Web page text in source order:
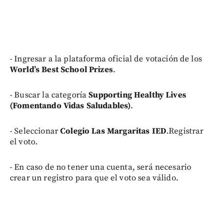
- Ingresar a la plataforma oficial de votación de los
World’s Best School Prizes.
- Buscar la categoríaSupporting Healthy Lives
(Fomentando Vidas Saludables).
- SeleccionarColegio Las Margaritas IED.Registrar
el voto.
- En caso de no tener una cuenta, será necesario
crear un registro para que el voto sea válido.